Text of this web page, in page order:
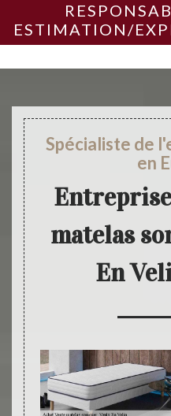
ESTIMATION/
Spécialiste de
en
matelas
En